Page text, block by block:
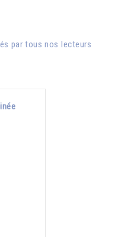
par tous nos lecteurs